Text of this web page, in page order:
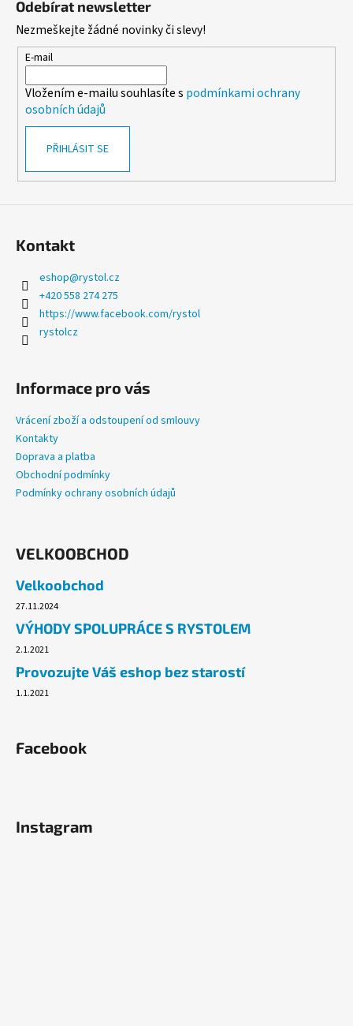
í
p
v
k
s
Odebírat newsletter
Nezmeškejte žádné novinky či slevy!
E-mail
Vložením e-mailu souhlasíte s podmínkami ochrany
osobních údajů
PŘIHLÁSIT SE
Kontakt
eshop@rystol.cz
+420 558 274 275
https://www.facebook.com/rystol
rystolcz
Informace pro vás
Vrácení zboží a odstoupení od smlouvy
Kontakty
Doprava a platba
Obchodní podmínky
Podmínky ochrany osobních údajů
VELKOOBCHOD
Velkoobchod
27.11.2024
VÝHODY SPOLUPRÁCE S RYSTOLEM
2.1.2021
Provozujte Váš eshop bez starostí
1.1.2021
Facebook
Instagram